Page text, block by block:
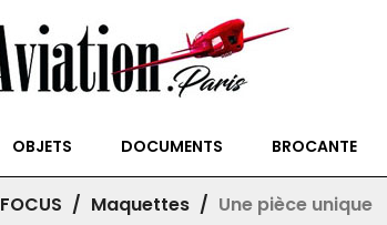
OBJETS DOCUMENTS BROCANTE
FOCUS Maquettes Une pièce unique